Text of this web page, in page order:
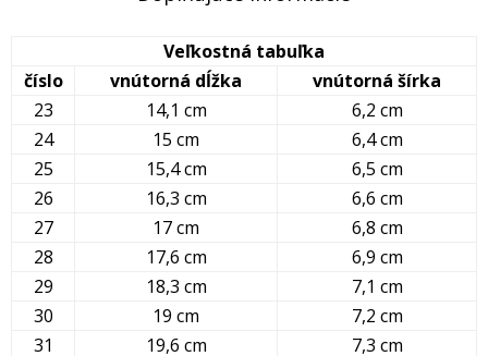
Veľkostná tabuľka
číslo
vnútorná dĺžka
vnútorná šírka
23
14,1 cm
6,2 cm
24
15 cm
6,4 cm
25
15,4 cm
6,5 cm
26
16,3 cm
6,6 cm
27
17 cm
6,8 cm
28
17,6 cm
6,9 cm
29
18,3 cm
7,1 cm
30
19 cm
7,2 cm
31
19,6 cm 7,3 cm